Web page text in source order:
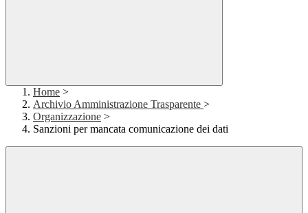
Home >
Archivio Amministrazione Trasparente >
Organizzazione >
Sanzioni per mancata comunicazione dei dati